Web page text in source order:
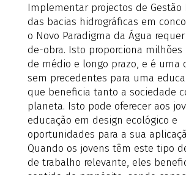
Implementar projectos de Gestão
das bacias hidrográficas em
o Novo Paradigma da Água
de-obra. Isto proporciona milhões
de médio e longo prazo, e é uma
sem precedentes para uma
que beneficia tanto a sociedade
planeta. Isto pode oferecer aos
educação em design ecológico e
oportunidades para a sua
Quando os jovens têm este tipo
de trabalho relevante, eles